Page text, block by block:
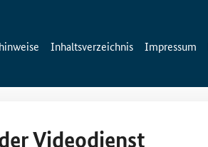
Inhaltsverzeichnis Impressum
Videodienst